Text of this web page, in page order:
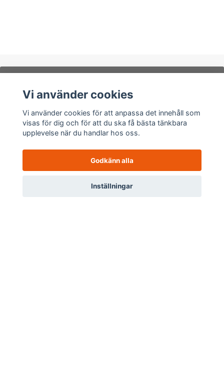
rabattkod på 5% för ditt nästa köp!
Om oss
Vi använder cookies
Vi använder cookies för att anpassa det innehåll som
visas för dig och för att du ska få bästa tänkbara
upplevelse när du handlar hos oss.
Godkänn alla
Inställningar